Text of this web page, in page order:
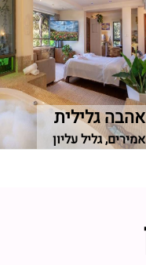
אהבה גלילית
אמירים, גליל עליון